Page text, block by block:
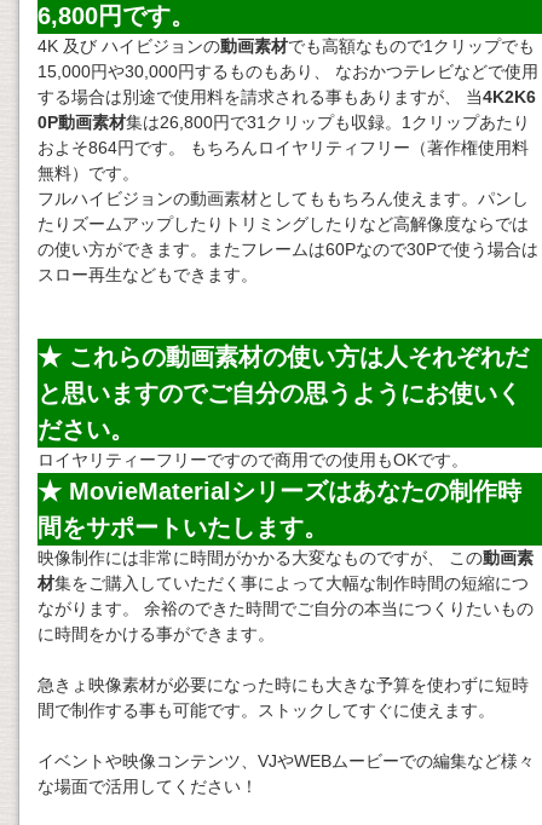
6,800円です。
4K 及び ハイビジョンの動画素材でも高額なもので1クリップでも
15,000円や30,000円するものもあり、 なおかつテレビなどで使用
する場合は別途で使用料を請求される事もありますが、 当4K2K6
0P動画素材集は26,800円で31クリップも収録。1クリップあたり
およそ864円です。 もちろんロイヤリティフリー（著作権使用料
無料）です。
フルハイビジョンの動画素材としてももちろん使えます。パンし
たりズームアップしたりトリミングしたりなど高解像度ならでは
の使い方ができます。またフレームは60Pなので30Pで使う場合は
スロー再生などもできます。
★ これらの動画素材の使い方は人それぞれだ
と思いますのでご自分の思うようにお使いく
ださい。
ロイヤリティーフリーですので商用での使用もOKです。
★ MovieMaterialシリーズはあなたの制作時
間をサポートいたします。
映像制作には非常に時間がかかる大変なものですが、 この動画素
材集をご購入していただく事によって大幅な制作時間の短縮につ
ながります。 余裕のできた時間でご自分の本当につくりたいもの
に時間をかける事ができます。
急きょ映像素材が必要になった時にも大きな予算を使わずに短時
間で制作する事も可能です。ストックしてすぐに使えます。
イベントや映像コンテンツ、VJやWEBムービーでの編集など様々
な場面で活用してください！